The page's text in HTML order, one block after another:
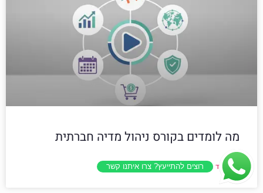
מה לומדים בקורס ניהול מדיה חברתית
קרא עוד » רוצים להתייעץ? צרו איתנו קשר